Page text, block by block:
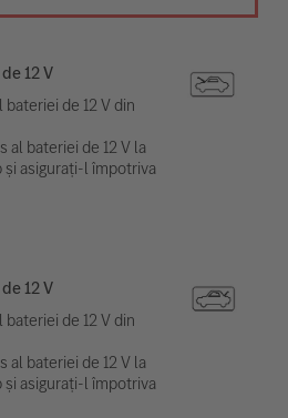
12 V
de 12 V din
al bateriei de 12 V la
asigurați-l împotriva
12 V
de 12 V din
al bateriei de 12 V la
asigurați-l împotriva